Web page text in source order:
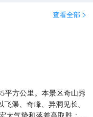
查看全部 
平方公里。本景区奇山秀
瀑、奇峰、异洞见长。